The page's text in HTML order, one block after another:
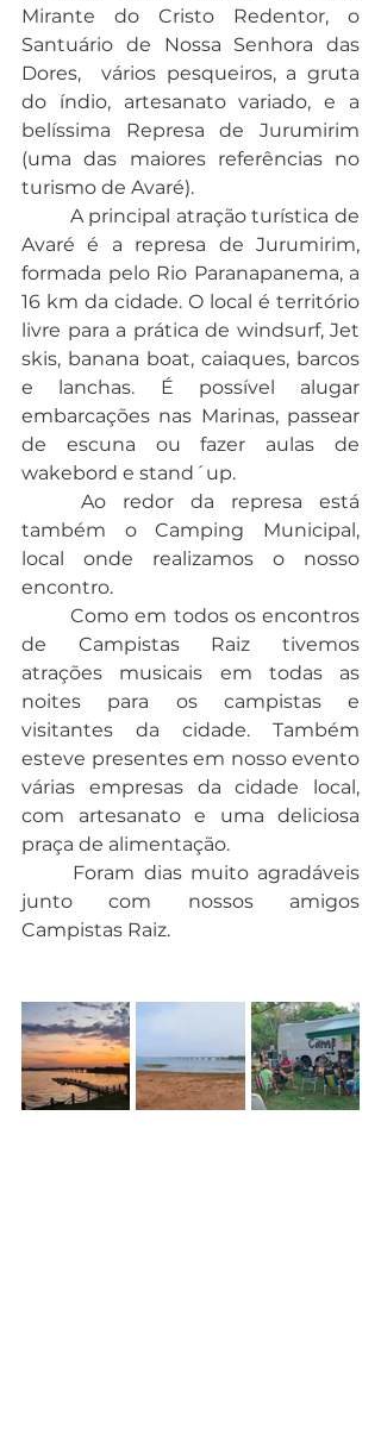
Mirante do Cristo Redentor, o
Santuário de Nossa Senhora das
Dores,  vários pesqueiros, a gruta
do índio, artesanato variado, e a
belíssima Represa de Jurumirim
(uma das maiores referências no
turismo de Avaré).
Avaré é a represa de Jurumirim,
formada pelo Rio Paranapanema, a
16 km da cidade. O local é território
livre para a prática de windsurf, Jet
skis, banana boat, caiaques, barcos
e lanchas. É possível alugar
embarcações nas Marinas, passear
de escuna ou fazer aulas de
wakebord e stand´up.
também o Camping Municipal,
local onde realizamos o nosso
encontro.
	Como em todos os encontros
de Campistas Raiz tivemos
atrações musicais em todas as
noites para os campistas e
visitantes da cidade. Também
esteve presentes em nosso evento
várias empresas da cidade local,
com artesanato e uma deliciosa
praça de alimentação.
junto com nossos amigos
Campistas Raiz.